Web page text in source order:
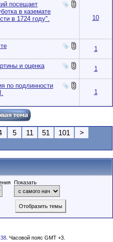
посещает
в каземате
в 1724 году".
10
1
и оценка 1
по подлинности
1
5 11 51 101
>
Показать
. Часовой пояс GMT +3.